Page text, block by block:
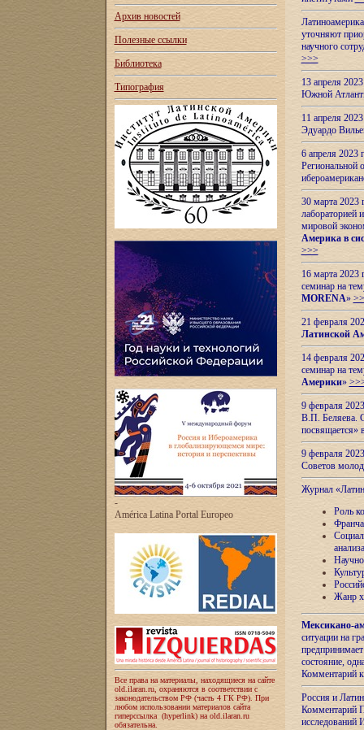
Архив новостей
Полезные ссылки
Библиотека
Типография
-
América Latina Portal Europeo
Все права на материалы, находящиеся на сайте
old.ilaran.ru, охраняются в соответствии с
законодательством РФ (часть 4 ГК РФ). При
любом использовании материалов сайта
гиперссылка (hyperlink) на old.ilaran.ru
обязательна.
уточняют
научного
>>>
13 апреля
Южной
11 апреля
Эдуардо
6 апреля
Региональной
30 марта 2023
лабораторией
мировой
Америка в
>>>
16 марта 2023
семинар на
MORENA»
21 февраля
Латинской
14 февраля
семинар на
Америки»
9 февраля
В.П. Беляева.
посвящается»
9 февраля
Советов
Журнал
Роль
анализа
Жанр
Мексикано-
ситуации на
состояние,
Комментарий
Россия и
Комментарий